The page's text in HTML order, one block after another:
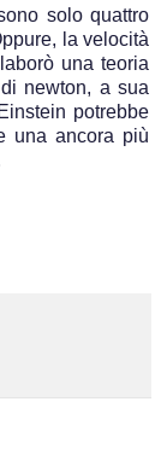
solo quattro
la velocità
una teoria
newton, a sua
potrebbe
una ancora più